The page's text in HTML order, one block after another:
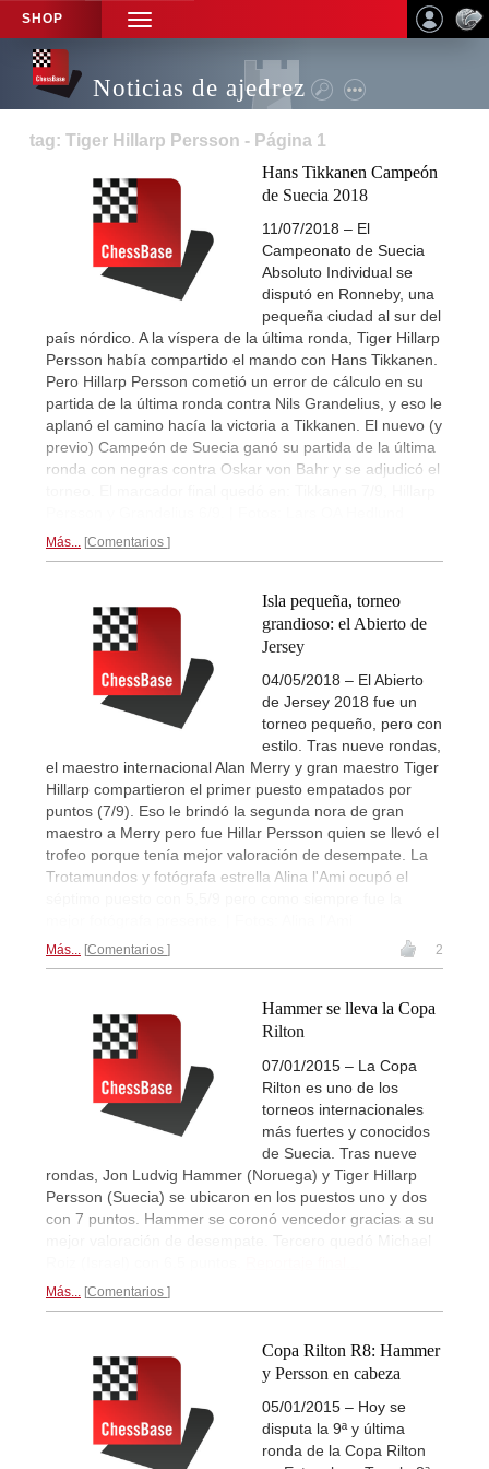
SHOP
TOGGLE
NAVIGATION
Noticias de ajedrez
tag: Tiger Hillarp Persson - Página 1
Hans Tikkanen Campeón
de Suecia 2018
11/07/2018 – El
Campeonato de Suecia
Absoluto Individual se
disputó en Ronneby, una
pequeña ciudad al sur del
país nórdico. A la víspera de la última ronda, Tiger Hillarp
Persson había compartido el mando con Hans Tikkanen.
Pero Hillarp Persson cometió un error de cálculo en su
partida de la última ronda contra Nils Grandelius, y eso le
aplanó el camino hacía la victoria a Tikkanen. El nuevo (y
previo) Campeón de Suecia ganó su partida de la última
ronda con negras contra Oskar von Bahr y se adjudicó el
Más... Comentarios
Isla pequeña, torneo
grandioso: el Abierto de
Jersey
04/05/2018 – El Abierto
de Jersey 2018 fue un
torneo pequeño, pero con
estilo. Tras nueve rondas,
el maestro internacional Alan Merry y gran maestro Tiger
Hillarp compartieron el primer puesto empatados por
puntos (7/9). Eso le brindó la segunda nora de gran
maestro a Merry pero fue Hillar Persson quien se llevó el
trofeo porque tenía mejor valoración de desempate. La
Trotamundos y fotógrafa estrella Alina l'Ami ocupó el
Más... Comentarios 2
Hammer se lleva la Copa
Rilton
07/01/2015 – La Copa
Rilton es uno de los
torneos internacionales
más fuertes y conocidos
de Suecia. Tras nueve
rondas, Jon Ludvig Hammer (Noruega) y Tiger Hillarp
Persson (Suecia) se ubicaron en los puestos uno y dos
con 7 puntos. Hammer se coronó vencedor gracias a su
mejor valoración de desempate. Tercero quedó Michael
Más... Comentarios
Copa Rilton R8: Hammer
y Persson en cabeza
05/01/2015 – Hoy se
disputa la 9ª y última
ronda de la Copa Rilton